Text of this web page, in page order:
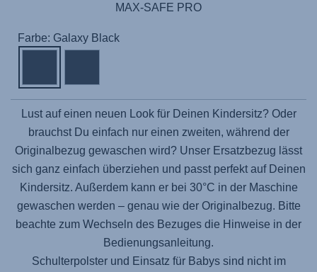
MAX-SAFE PRO
Farbe: Galaxy Black
Lust auf einen neuen Look für Deinen Kindersitz? Oder
brauchst Du einfach nur einen zweiten, während der
Originalbezug gewaschen wird? Unser Ersatzbezug lässt
sich ganz einfach überziehen und passt perfekt auf Deinen
Kindersitz. Außerdem kann er bei 30°C in der Maschine
gewaschen werden – genau wie der Originalbezug. Bitte
beachte zum Wechseln des Bezuges die Hinweise in der
Bedienungsanleitung.
Schulterpolster und Einsatz für Babys sind nicht im